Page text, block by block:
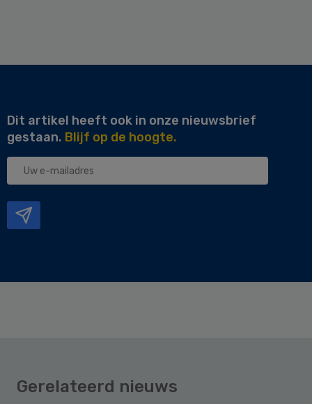
Dit artikel heeft ook in onze nieuwsbrief
gestaan. Blijf op de hoogte.
Uw
Gerelateerd nieuws